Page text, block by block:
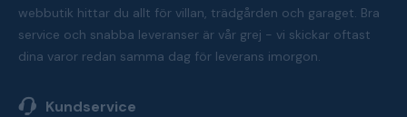
webbutik hittar du allt för villan, trädgården och garaget. Bra
service och snabba leveranser är vår grej - vi skickar oftast
dina varor redan samma dag för leverans imorgon.
Kundservice